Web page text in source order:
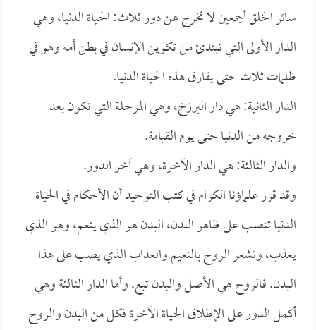
سائر الخلق أجمعين لا تخرج عن دور ثلاث: الحياة الدنيا، وهي
الدار الأولى التي تبتدئ من تكوين الإنسان في بطن أمه وهو في
ظلمات ثلاث حتى يفارق هذه الحياة الدنيا.
الدار الثانية: هي دار البرزخ، وهي المرحلة التي تكون بعد
خروجه من الدنيا حتى يوم القيامة.
والدار الثالثة: هي الدار الآخرة، وهي آخر الدور.
وقد قرر علماؤنا الكرام في كتب التوحيد أن الأحكام في الحياة
الدنيا تنصب على ظاهر البدن، البدن هو الذي ينعم، وهو الذي
يعذب، وتشعر الروح بالنعيم والعذاب الذي يصب على هذا
البدن. فالروح هي الأصل والبدن تبع. وأما الدار الثالثة وهي
أكمل الدور على الإطلاق الحياة الآخرة فكل من البدن والروح